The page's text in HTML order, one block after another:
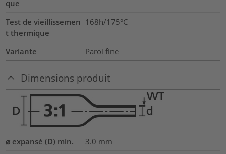
que
Test de vieillissemen
t thermique
168h/175°C
Variante Paroi fine
Dimensions produit
⌀ expansé (D) min. 3.0 mm